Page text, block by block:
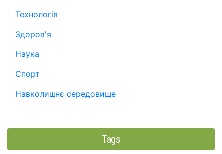
Технологія
Здоров'я
Наука
Спорт
Навколишнє середовище
Tags